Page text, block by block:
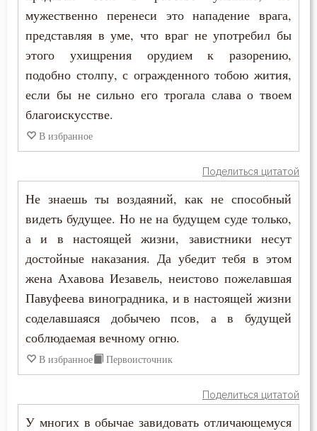
мужественно перенеси это нападение врага,
представляя в уме, что враг не употребил бы
этого ухищрения орудием к разорению,
подобно столпу, с огражденного тобою жития,
если бы не сильно его трогала слава о твоем
благоискусстве.
В избранное
Поделиться цитатой
Не знаешь ты воздаяний, как не способный
видеть будущее. Но не на будущем суде только,
а и в настоящей жизни, завистники несут
достойные наказания. Да убедит тебя в этом
жена Ахавова Иезавель, неистово пожелавшая
Павуфеева виноградника, и в настоящей жизни
соделавшаяся добычею псов, а в будущей
соблюдаемая вечному огню.
В избранное Первоисточник
Поделиться цитатой
У многих в обычае завидовать отличающемуся